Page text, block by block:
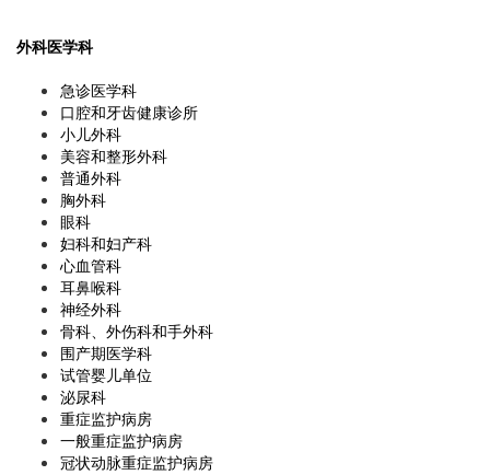
外科医学科
急诊医学科
口腔和牙齿健康诊所
小儿外科
美容和整形外科
普通外科
胸外科
眼科
妇科和妇产科
心血管科
耳鼻喉科
神经外科
骨科、外伤科和手外科
围产期医学科
试管婴儿单位
泌尿科
重症监护病房
一般重症监护病房
冠状动脉重症监护病房